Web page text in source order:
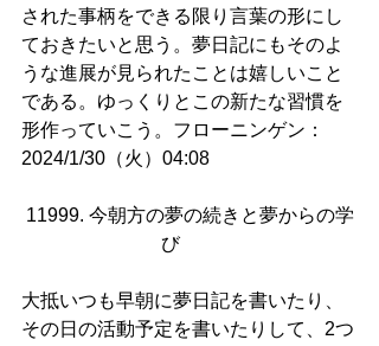
された事柄をできる限り言葉の形にし
ておきたいと思う。夢日記にもそのよ
うな進展が見られたことは嬉しいこと
である。ゆっくりとこの新たな習慣を
形作っていこう。フローニンゲン：
2024/1/30（火）04:08
11999. 今朝方の夢の続きと夢からの学
び
大抵いつも早朝に夢日記を書いたり、
その日の活動予定を書いたりして、2つ